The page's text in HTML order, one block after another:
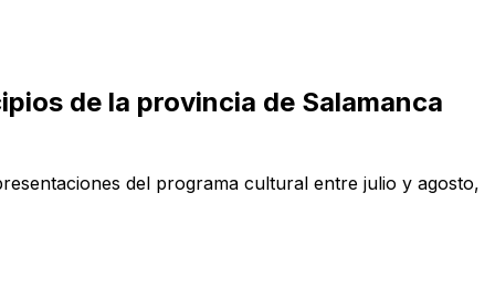
de la provincia de Salamanca
del programa cultural entre julio y agosto,